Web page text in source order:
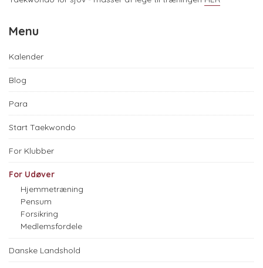
Menu
Kalender
Blog
Para
Start Taekwondo
For Klubber
For Udøver
Hjemmetræning
Pensum
Forsikring
Medlemsfordele
Danske Landshold